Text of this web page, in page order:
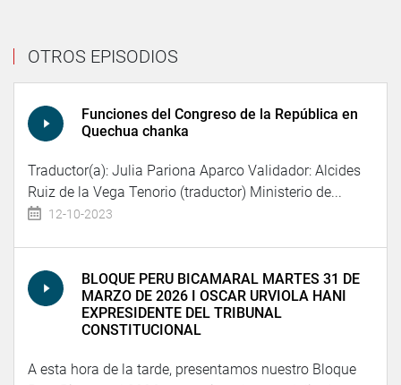
OTROS EPISODIOS
Funciones del Congreso de la República en
Quechua chanka
Traductor(a): Julia Pariona Aparco Validador: Alcides
Ruiz de la Vega Tenorio (traductor) Ministerio de...
12-10-2023
BLOQUE PERU BICAMARAL MARTES 31 DE
MARZO DE 2026 I OSCAR URVIOLA HANI
EXPRESIDENTE DEL TRIBUNAL
CONSTITUCIONAL
A esta hora de la tarde, presentamos nuestro Bloque